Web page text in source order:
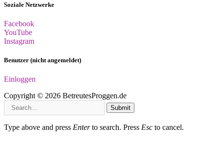
Soziale Netzwerke
Facebook
YouTube
Instagram
Benutzer (nicht angemeldet)
Einloggen
Copyright © 2026 BetreutesProggen.de
Submit
Type above and press Enterto search. Press Esc to cancel.